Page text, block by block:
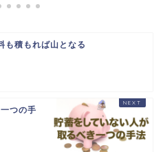
も積もれば山となる
つの手